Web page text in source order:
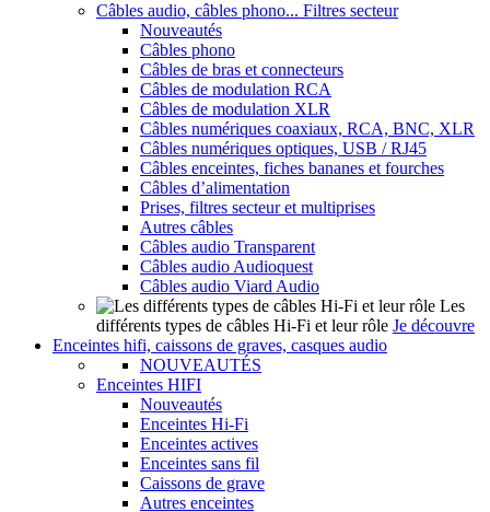
Câbles audio, câbles phono... Filtres secteur
Nouveautés
Câbles phono
Câbles de bras et connecteurs
Câbles de modulation RCA
Câbles de modulation XLR
Câbles numériques coaxiaux, RCA, BNC, XLR
Câbles numériques optiques, USB / RJ45
Câbles enceintes, fiches bananes et fourches
Câbles d’alimentation
Prises, filtres secteur et multiprises
Autres câbles
Câbles audio Transparent
Câbles audio Audioquest
Câbles audio Viard Audio
Les
différents types de câbles Hi-Fi et leur rôle Je découvre
Enceintes hifi, caissons de graves, casques audio
NOUVEAUTÉS
Enceintes HIFI
Nouveautés
Enceintes Hi-Fi
Enceintes actives
Enceintes sans fil
Caissons de grave
Autres enceintes